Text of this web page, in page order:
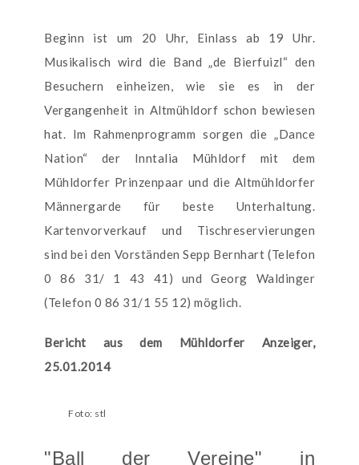
Beginn ist um 20 Uhr, Einlass ab 19 Uhr.
Musikalisch wird die Band „de Bierfuizl“ den
Besuchern einheizen, wie sie es in der
Vergangenheit in Altmühldorf schon bewiesen
hat. Im Rahmenprogramm sorgen die „Dance
Nation“ der Inntalia Mühldorf mit dem
Mühldorfer Prinzenpaar und die Altmühldorfer
Männergarde für beste Unterhaltung.
Kartenvorverkauf und Tischreservierungen
sind bei den Vorständen Sepp Bernhart (Telefon
0 86 31/ 1 43 41) und Georg Waldinger
(Telefon 0 86 31/1 55 12) möglich.
Bericht aus dem Mühldorfer Anzeiger,
25.01.2014
Foto: stl
"Ball der Vereine" in